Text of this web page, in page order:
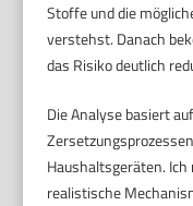
Stoffe und die
verstehst. Danach
das Risiko deutlich
Die Analyse basiert
Haushaltsgeräten.
realistische